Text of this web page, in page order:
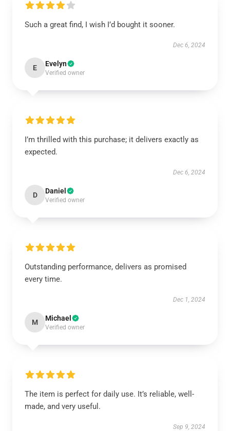
Such a great find, I wish I’d bought it sooner.
Dec 6, 2024
E Evelyn
Verified owner
I’m thrilled with this purchase; it delivers exactly as
expected.
Dec 6, 2024
D Daniel
Verified owner
Outstanding performance, delivers as promised
every time.
Dec 1, 2024
M Michael
Verified owner
The item is perfect for daily use. It’s reliable, well-
made, and very useful.
Sep 9, 2024